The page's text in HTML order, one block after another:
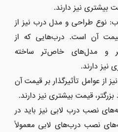
بیشتری نیز دارند.
نوع طراحی و مدل درب نیز از
قیمت آن است. درب‌هایی که از
و مدل‌های خاص‌تر ساخته
نیز دارند.
از عوامل تأثیرگذار بر قیمت آن
قیمت بیشتری نیز دارند.
نصب درب لابی نیز باید در
نصب درب‌های لابی معمولاً